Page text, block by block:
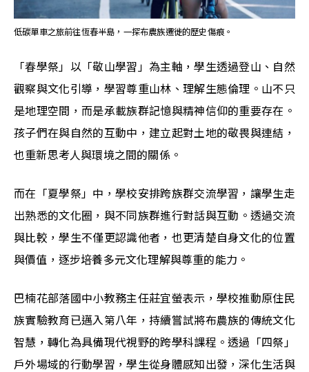
低碳單車之旅前往恆春半島，一探布農族遷徙的歷史傷痕。
「春學祭」以「敬山學習」為主軸，學生透過登山、自然
觀察與文化引導，學習尊重山林、理解生態倫理。山不只
是地理空間，而是承載族群記憶與精神信仰的重要存在。
孩子們在與自然的互動中，建立起對土地的敬畏與連結，
也重新思考人與環境之間的關係。
而在「夏學祭」中，學校安排跨族群交流學習，讓學生走
出熟悉的文化圈，與不同族群進行對話與互動。透過交流
與比較，學生不僅更認識他者，也更清楚自身文化的位置
與價值，逐步培養多元文化理解與尊重的能力。
巴楠花部落國中小教務主任莊宜螢表示，學校推動原住民
族實驗教育已邁入第八年，持續嘗試將布農族的傳統文化
智慧，轉化為具備現代視野的跨學科課程。透過「四祭」
戶外場域的行動學習，學生從身體感知出發，深化生活與